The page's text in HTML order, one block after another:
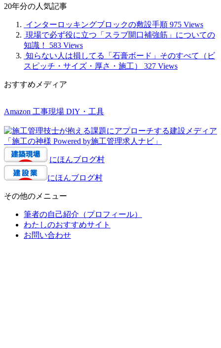
20年分の人気記事
インターロッキングブロックの敷設手順 975 Views
現場で必ず役に立つ「スラブ開口補強筋」についての
知識！
583 Views
知らない人は損してる「石膏ボード」そのすべて（ビ
スピッチ・サイズ・厚さ・施工）
327 Views
おすすめメディア
Amazon 工事現場 DIY・工具
にほんブログ村
にほんブログ村
その他のメニュー
筆者の自己紹介（プロフィール）
わたしのおすすめサイト
お問い合わせ